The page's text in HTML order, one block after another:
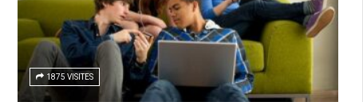
1875 VISITES